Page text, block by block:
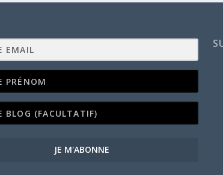
JE M'ABONNE